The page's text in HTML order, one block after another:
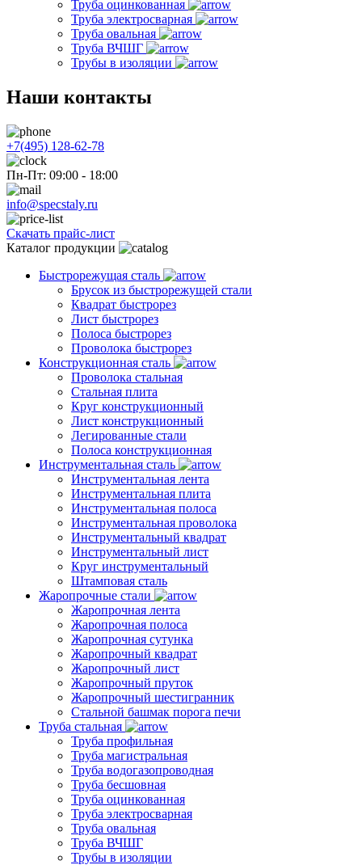
Труба оцинкованная
Труба электросварная
Труба овальная
Труба ВЧШГ
Трубы в изоляции
Наши контакты
+7(495) 128-62-78
Пн-Пт: 09:00 - 18:00
info@specstaly.ru
Скачать прайс-лист
Каталог продукции
Быстрорежущая сталь
Брусок из быстрорежущей стали
Квадрат быстрорез
Лист быстрорез
Полоса быстрорез
Проволока быстрорез
Конструкционная сталь
Проволока стальная
Стальная плита
Круг конструкционный
Лист конструкционный
Легированные стали
Полоса конструкционная
Инструментальная сталь
Инструментальная лента
Инструментальная плита
Инструментальная полоса
Инструментальная проволока
Инструментальный квадрат
Инструментальный лист
Круг инструментальный
Штамповая сталь
Жаропрочные стали
Жаропрочная лента
Жаропрочная полоса
Жаропрочная сутунка
Жаропрочный квадрат
Жаропрочный лист
Жаропрочный пруток
Жаропрочный шестигранник
Стальной башмак порога печи
Труба стальная
Труба профильная
Труба магистральная
Труба водогазопроводная
Труба бесшовная
Труба оцинкованная
Труба электросварная
Труба овальная
Труба ВЧШГ
Трубы в изоляции